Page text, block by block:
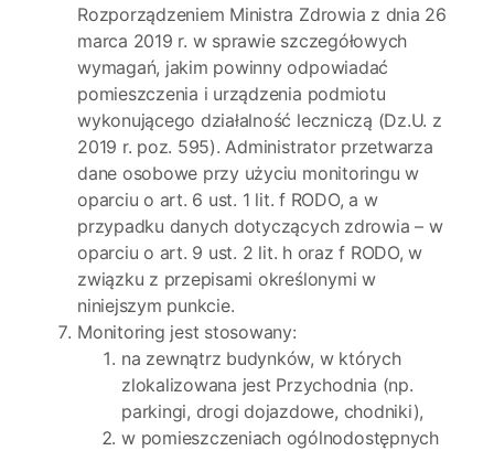
Rozporządzeniem Ministra Zdrowia z dnia 26
marca 2019 r. w sprawie szczegółowych
wymagań, jakim powinny odpowiadać
pomieszczenia i urządzenia podmiotu
wykonującego działalność leczniczą (Dz.U. z
2019 r. poz. 595). Administrator przetwarza
dane osobowe przy użyciu monitoringu w
oparciu o art. 6 ust. 1 lit. f RODO, a w
przypadku danych dotyczących zdrowia – w
oparciu o art. 9 ust. 2 lit. h oraz f RODO, w
związku z przepisami określonymi w
niniejszym punkcie.
Monitoring jest stosowany:
na zewnątrz budynków, w których
zlokalizowana jest Przychodnia (np.
parkingi, drogi dojazdowe, chodniki),
w pomieszczeniach ogólnodostępnych